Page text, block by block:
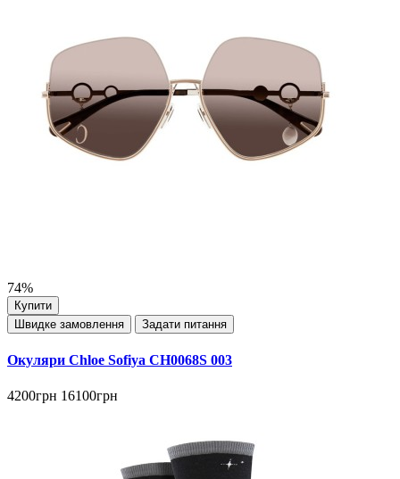
74%
Купити
Швидке замовлення
Задати питання
Окуляри Chloe Sofiya CH0068S 003
4200грн 16100грн